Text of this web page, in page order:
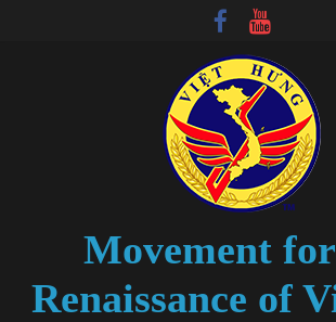
Movement
Renaissance of